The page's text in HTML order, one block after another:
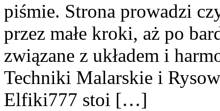
piśmie. Strona prowadzi
przez małe kroki, aż po
związane z układem i
Techniki Malarskie i
Elfiki777 stoi […]